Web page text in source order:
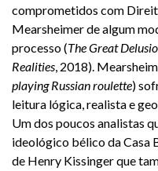
comprometidos com
Mearsheimer de algum
processo (The Great
Realities, 2018).
playing Russian roulette)
leitura lógica, realista e
Um dos poucos analistas
ideológico bélico da Casa
de Henry Kissinger que